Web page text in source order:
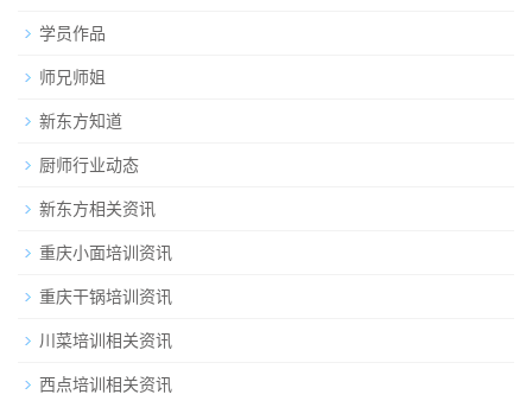
学员作品
师兄师姐
新东方知道
厨师行业动态
新东方相关资讯
重庆小面培训资讯
重庆干锅培训资讯
川菜培训相关资讯
西点培训相关资讯